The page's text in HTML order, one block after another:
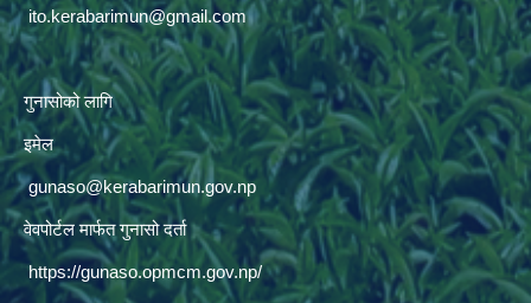
ito.kerabarimun@gmail.com
गुनासोको लागि
इमेल
gunaso@kerabarimun.gov.np
वेवपोर्टल मार्फत गुनासो दर्ता
https://gunaso.opmcm.gov.np/